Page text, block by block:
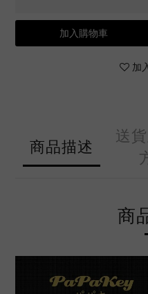
加入購物車
加
商品描述
送
商